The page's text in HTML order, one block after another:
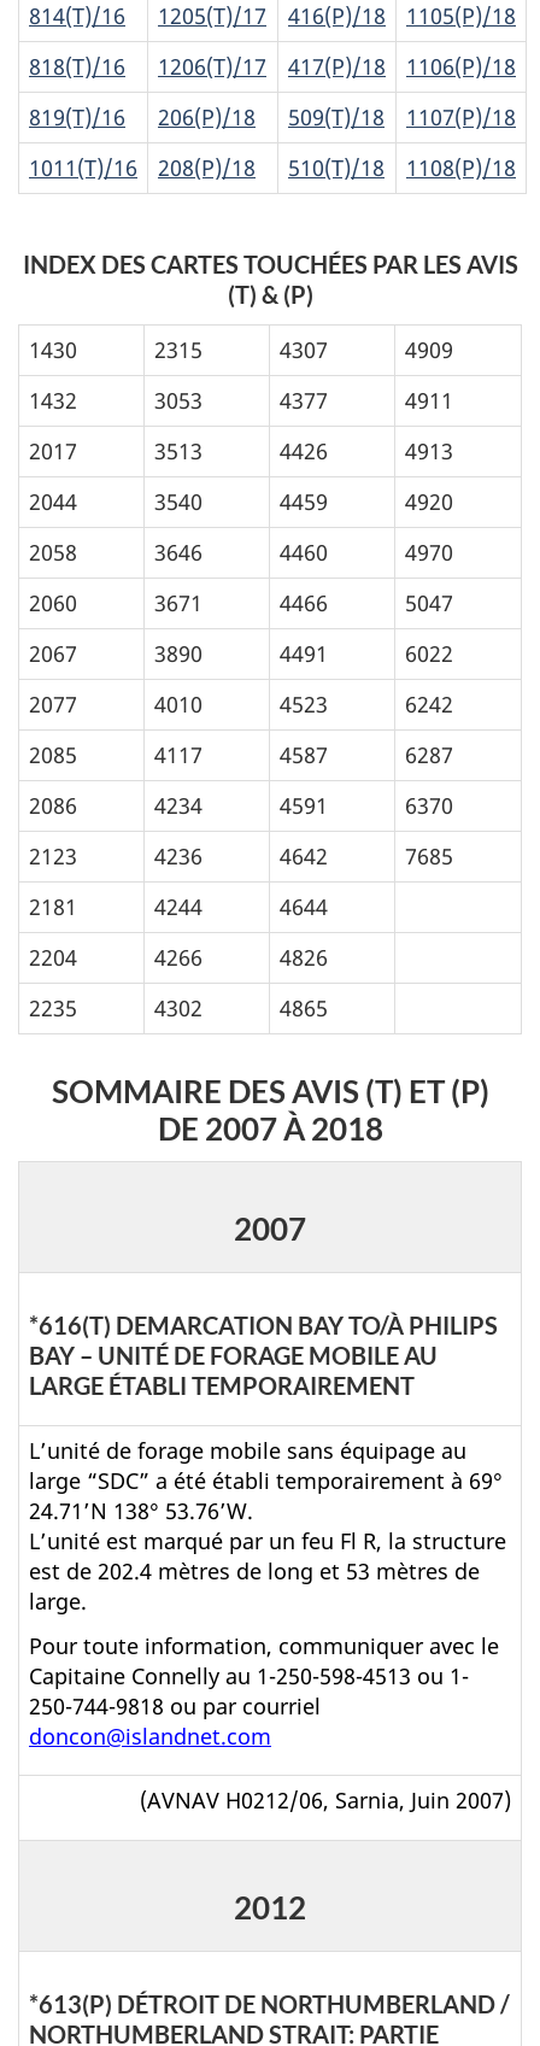
814(T)/16
1205(T)/17 416(P)/18
1105(P)/18
818(T)/16
1206(T)/17 417(P)/18
1106(P)/18
819(T)/16
206(P)/18 509(T)/18
1107(P)/18
1011(T)/16
208(P)/18 510(T)/18 1108(P)/18
INDEX DES CARTES TOUCHÉES PAR LES AVIS
(T) & (P)
1430
2315 4307
4909
1432
3053 4377
4911
2017
3513 4426
4913
2044
3540 4459
4920
2058
3646 4460
4970
2060
3671 4466
5047
2067
3890 4491
6022
2077
4010 4523
6242
2085
4117 4587
6287
2086
4234 4591
6370
2123
4236 4642
7685
2181
4244
4644
2204
4266
4826
2235
4302 4865
SOMMAIRE DES AVIS (T) ET (P)
DE 2007 À 2018
2007
*616(T) DEMARCATION BAY TO/À PHILIPS
BAY – UNITÉ DE FORAGE MOBILE AU
LARGE ÉTABLI TEMPORAIREMENT
L’unité de forage mobile sans équipage au
large “SDC” a été établi temporairement à 69°
24.71’N 138° 53.76’W.
L’unité est marqué par un feu Fl R, la structure
est de 202.4 mètres de long et 53 mètres de
large.
Pour toute information, communiquer avec le
Capitaine Connelly au 1-250-598-4513 ou 1-
250-744-9818 ou par courriel
doncon@islandnet.com
(AVNAV H0212/06, Sarnia, Juin 2007)
2012
*613(P) DÉTROIT DE NORTHUMBERLAND /
NORTHUMBERLAND STRAIT: PARTIE